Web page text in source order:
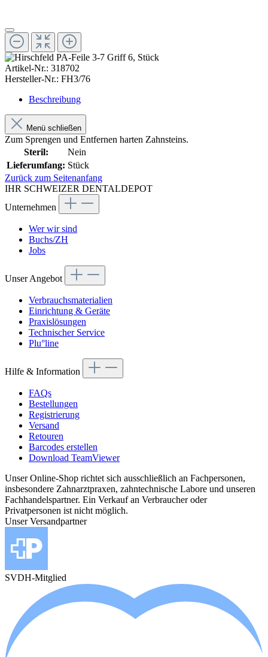
Artikel-Nr.: 318702
Hersteller-Nr.: FH3/76
Beschreibung
Menü schließen
Zum Sprengen und Entfernen harten Zahnsteins.
Steril:
Nein
Lieferumfang: Stück
Zurück zum Seitenanfang
IHR SCHWEIZER DENTALDEPOT
Unternehmen
Wer wir sind
Buchs/ZH
Jobs
Unser Angebot
Verbrauchsmaterialien
Einrichtung & Geräte
Praxislösungen
Technischer Service
Plu°line
Hilfe & Information
FAQs
Bestellungen
Registrierung
Versand
Retouren
Barcodes erstellen
Download TeamViewer
Unser Online-Shop richtet sich ausschließlich an Fachpersonen,
insbesondere Zahnarztpraxen, zahntechnische Labore und unseren
Fachhandelspartner. Ein Verkauf an Verbraucher oder
Privatpersonen ist nicht möglich.
Unser Versandpartner
SVDH-Mitglied